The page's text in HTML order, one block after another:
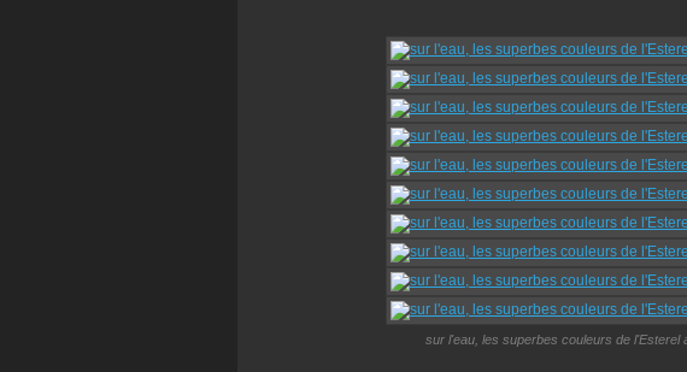
sur l'eau, les superbes couleurs de l'Esterel